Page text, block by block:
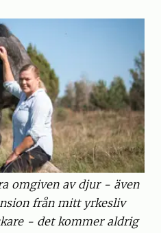
omgiven av djur - även
från mitt yrkesliv
- det kommer aldrig